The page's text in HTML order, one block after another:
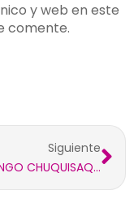
y web en este
comente.
Siguiente
MONDONGO CHUQUISAQUEÑO